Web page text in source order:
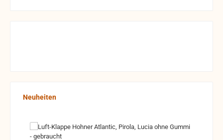
Produktgalerie überspringen
Neuheiten